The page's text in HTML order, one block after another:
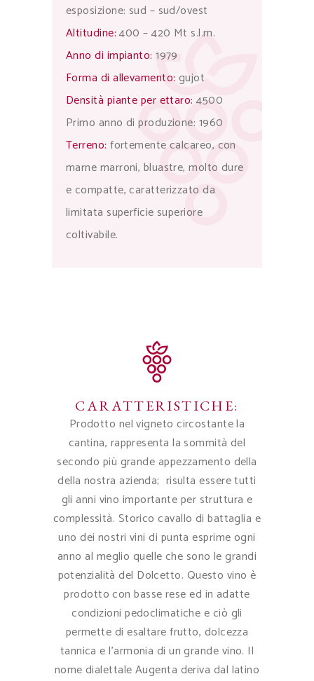
esposizione: sud – sud/ovest
Altitudine:400 – 420 Mt s.l.m.
Anno di impianto: 1979
Forma di allevamento: gujot
Densità piante per ettaro: 4500
Primo anno di produzione: 1960
Terreno: fortemente calcareo, con
marne marroni, bluastre, molto dure
e compatte, caratterizzato da
limitata superficie superiore
coltivabile.
CARATTERISTICHE:
Prodotto nel vigneto circostante la
cantina, rappresenta la sommità del
secondo più grande appezzamento della
della nostra azienda; risulta essere tutti
gli anni vino importante per struttura e
complessità. Storico cavallo di battaglia e
uno dei nostri vini di punta esprime ogni
anno al meglio quelle che sono le grandi
potenzialità del Dolcetto. Questo vino è
prodotto con basse rese ed in adatte
condizioni pedoclimatiche e ciò gli
permette di esaltare frutto, dolcezza
tannica e l’armonia di un grande vino. Il
nome dialettale Augenta deriva dal latino